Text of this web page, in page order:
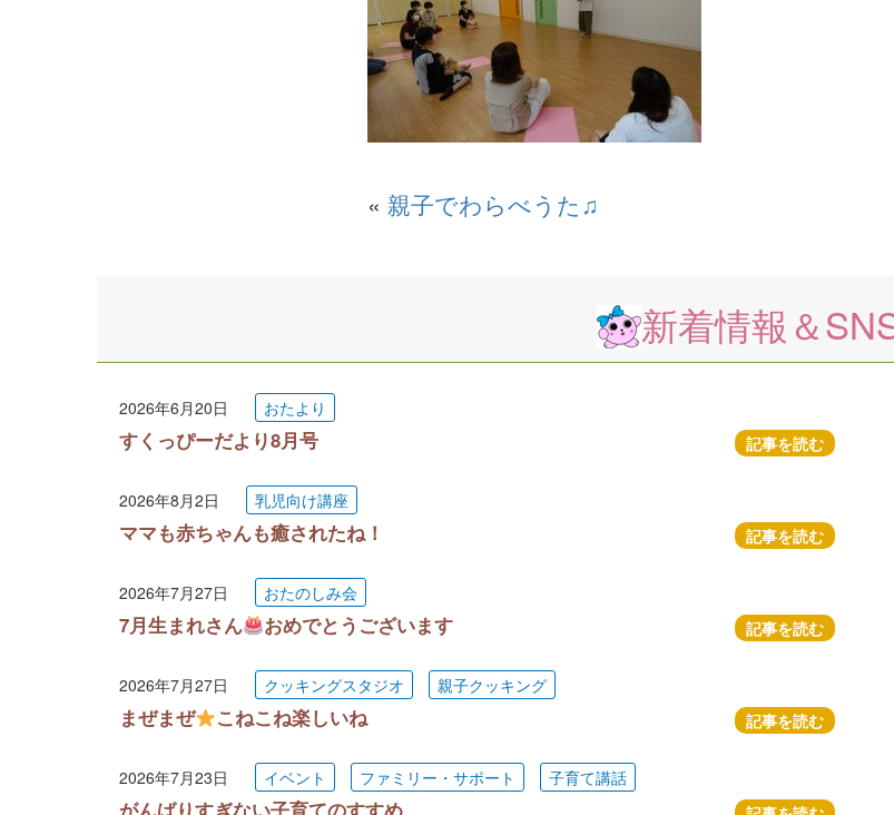
« 親子でわらべうた♫
新着情報＆
2026年6月20日 おたより
すくっぴーだより8月号 記事を読む
2026年8月2日 乳児向け講座
ママも赤ちゃんも癒されたね！ 記事を読む
2026年7月27日 おたのしみ会
7月生まれさん おめでとうございます 記事を読む
2026年7月27日 クッキングスタジオ 親子クッキング
まぜまぜ こねこね楽しいね 記事を読む
2026年7月23日 イベント ファミリー・サポート 子育て講話
がんばりすぎない子育てのすすめ